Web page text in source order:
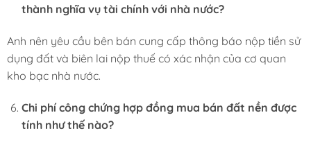
thành nghĩa vụ tài chính với nhà nước?
Anh nên yêu cầu bên bán cung cấp thông báo nộp tiền sử
dụng đất và biên lai nộp thuế có xác nhận của cơ quan
kho bạc nhà nước.
Chi phí công chứng hợp đồng mua bán đất nền được
tính như thế nào?